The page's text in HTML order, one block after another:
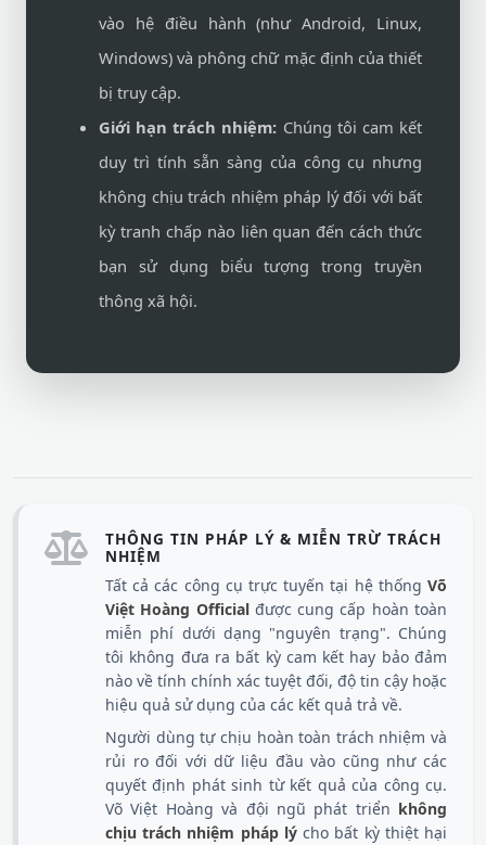
vào hệ điều hành (như Android, Linux,
Windows) và phông chữ mặc định của thiết
bị truy cập.
Giới hạn trách nhiệm: Chúng tôi cam kết
duy trì tính sẵn sàng của công cụ nhưng
không chịu trách nhiệm pháp lý đối với bất
kỳ tranh chấp nào liên quan đến cách thức
bạn sử dụng biểu tượng trong truyền
thông xã hội.
THÔNG TIN PHÁP LÝ & MIỄN TRỪ TRÁCH
NHIỆM
Tất cả các công cụ trực tuyến tại hệ thống Võ
Việt Hoàng Officialđược cung cấp hoàn toàn
miễn phí dưới dạng "nguyên trạng". Chúng
tôi không đưa ra bất kỳ cam kết hay bảo đảm
nào về tính chính xác tuyệt đối, độ tin cậy hoặc
hiệu quả sử dụng của các kết quả trả về.
Người dùng tự chịu hoàn toàn trách nhiệm và
rủi ro đối với dữ liệu đầu vào cũng như các
quyết định phát sinh từ kết quả của công cụ.
Võ Việt Hoàng và đội ngũ phát triển không
chịu trách nhiệm pháp lýcho bất kỳ thiệt hại